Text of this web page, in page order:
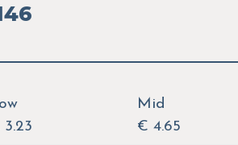
Mid
€ 4.65